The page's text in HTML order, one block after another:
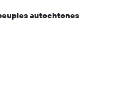
autochtones